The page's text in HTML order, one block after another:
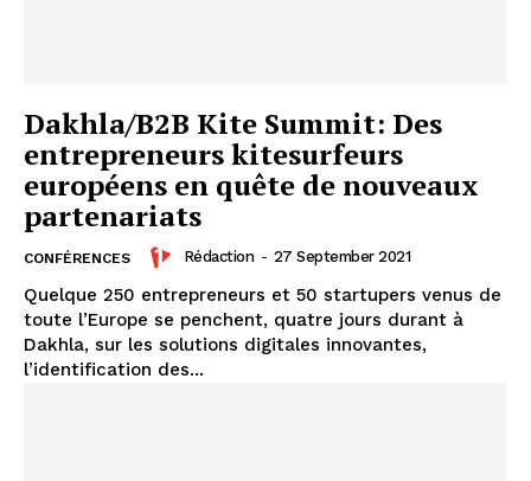
Dakhla/B2B Kite Summit: Des
entrepreneurs kitesurfeurs
européens en quête de nouveaux
partenariats
CONFÉRENCES Rédaction - 27 September 2021
Quelque 250 entrepreneurs et 50 startupers venus de
toute l’Europe se penchent, quatre jours durant à
Dakhla, sur les solutions digitales innovantes,
l’identification des...